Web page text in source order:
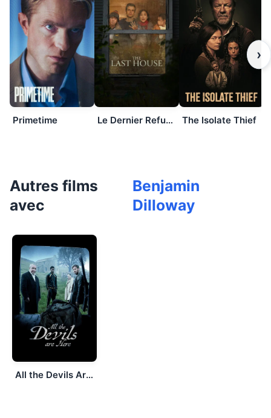
Primetime Le Dernier Refuge The Isolate Thief
›
Autres films
avec
Benjamin
Dilloway
All the Devils Are Here